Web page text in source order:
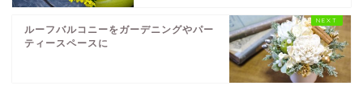
ルーフバルコニーをガーデニングやパー
ティースペースに